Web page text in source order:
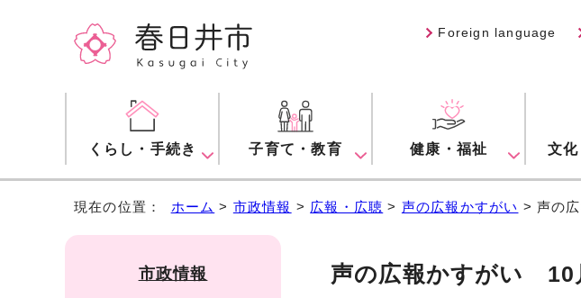
Foreign language
くらし・手続き 子育て・教育 健康・福祉 文
現在の位置： ホーム > 市政情報 > 広報・広聴 > 声の広報かすがい > 声の
声の広報かすがい 10
市政情報